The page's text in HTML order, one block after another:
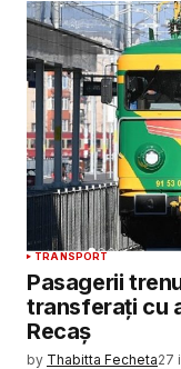
TRANSPORT
Pasagerii
transferați cu
Recaș
by Thabitta Fecheta27